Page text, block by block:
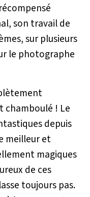
son travail de
sur plusieurs
le photographe
chamboulé ! Le
depuis
meilleur et
magiques
de ces
toujours pas.